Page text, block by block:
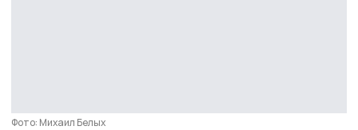
Фото: Михаил Белых